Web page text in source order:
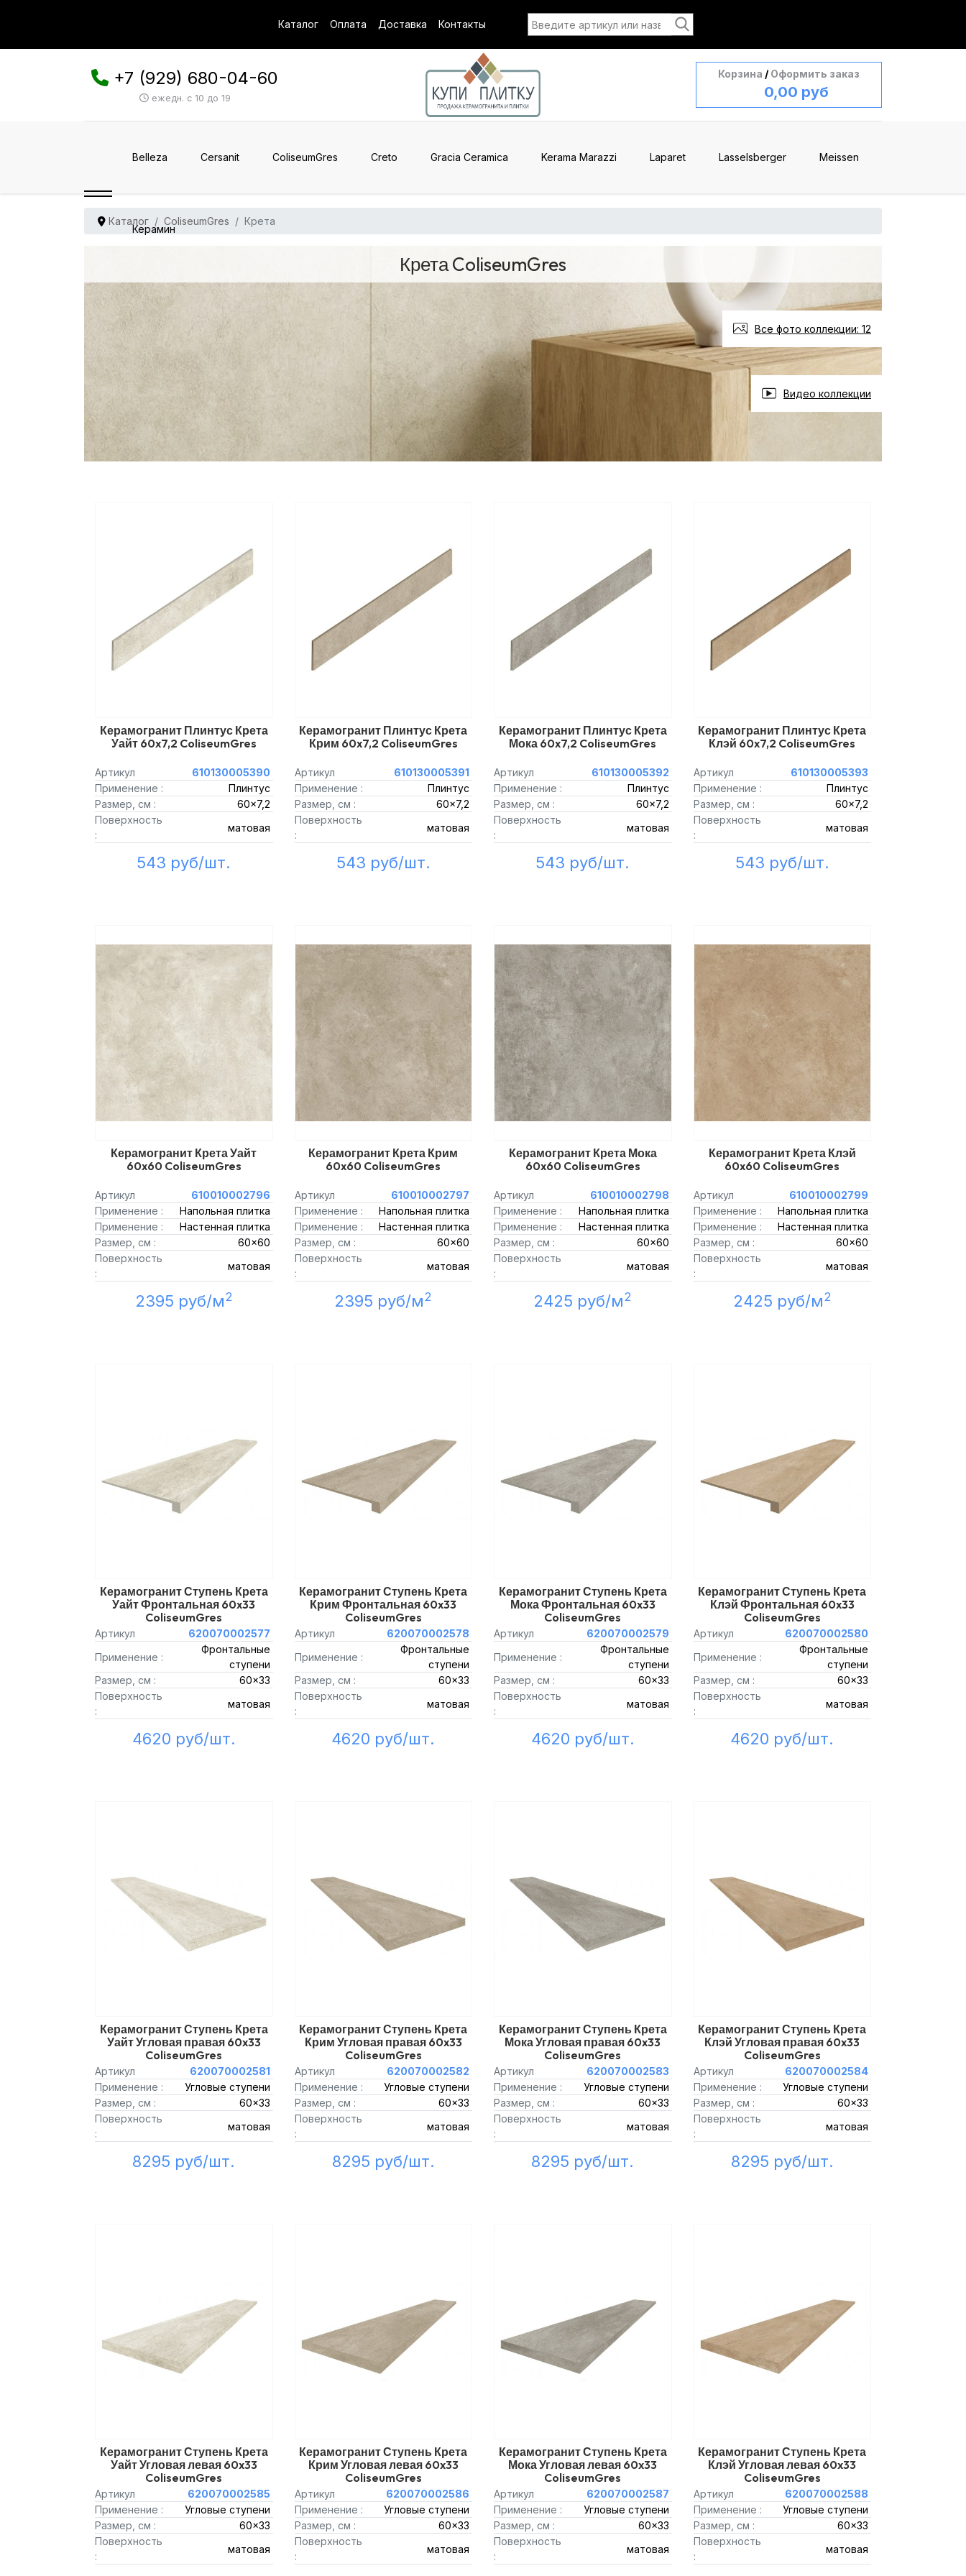
Каталог Оплата Доставка Контакты
+7 (929) 680-04-60
ежедн. с 10 до 19
Корзина / Оформить заказ
0,00 руб
Belleza Cersanit ColiseumGres Creto Gracia Ceramica Kerama Marazzi Laparet Lasselsberger Meissen
Керамин
Каталог ColiseumGres Крета
Крета ColiseumGres
Все фото коллекции: 12
Видео коллекции
Керамогранит Плинтус Крета
Уайт 60x7,2 ColiseumGres
Артикул
610130005390
Применение :
Плинтус
Размер, см :
60x7,2
Поверхность
:
матовая
543 руб/шт.
Керамогранит Плинтус Крета
Крим 60x7,2 ColiseumGres
Артикул
610130005391
Применение :
Плинтус
Размер, см :
60x7,2
Поверхность
:
матовая
543 руб/шт.
Керамогранит Плинтус Крета
Мока 60x7,2 ColiseumGres
Артикул
610130005392
Применение :
Плинтус
Размер, см :
60x7,2
Поверхность
:
матовая
543 руб/шт.
Керамогранит Плинтус Крета
Клэй 60x7,2 ColiseumGres
Артикул
610130005393
Применение :
Плинтус
Размер, см :
60x7,2
Поверхность
:
матовая
543 руб/шт.
Керамогранит Крета Уайт
60x60 ColiseumGres
Артикул
610010002796
Применение :
Напольная плитка
Применение :
Настенная плитка
Размер, см :
60x60
Поверхность
:
матовая
2395 руб/м2
Керамогранит Крета Крим
60x60 ColiseumGres
Артикул
610010002797
Применение :
Напольная плитка
Применение :
Настенная плитка
Размер, см :
60x60
Поверхность
:
матовая
2395 руб/м2
Керамогранит Крета Мока
60x60 ColiseumGres
Артикул
610010002798
Применение :
Напольная плитка
Применение :
Настенная плитка
Размер, см :
60x60
Поверхность
:
матовая
2425 руб/м2
Керамогранит Крета Клэй
60x60 ColiseumGres
Артикул
610010002799
Применение :
Напольная плитка
Применение :
Настенная плитка
Размер, см :
60x60
Поверхность
:
матовая
2425 руб/м2
Керамогранит Ступень Крета
Уайт Фронтальная 60x33
ColiseumGres
Артикул
620070002577
Применение :
Фронтальные
ступени
Размер, см :
60x33
Поверхность
:
матовая
4620 руб/шт.
Керамогранит Ступень Крета
Крим Фронтальная 60x33
ColiseumGres
Артикул
620070002578
Применение :
Фронтальные
ступени
Размер, см :
60x33
Поверхность
:
матовая
4620 руб/шт.
Керамогранит Ступень Крета
Мока Фронтальная 60x33
ColiseumGres
Артикул
620070002579
Применение :
Фронтальные
ступени
Размер, см :
60x33
Поверхность
:
матовая
4620 руб/шт.
Керамогранит Ступень Крета
Клэй Фронтальная 60x33
ColiseumGres
Артикул
620070002580
Применение :
Фронтальные
ступени
Размер, см :
60x33
Поверхность
:
матовая
4620 руб/шт.
Керамогранит Ступень Крета
Уайт Угловая правая 60x33
ColiseumGres
Артикул
620070002581
Применение :
Угловые ступени
Размер, см :
60x33
Поверхность
:
матовая
8295 руб/шт.
Керамогранит Ступень Крета
Крим Угловая правая 60x33
ColiseumGres
Артикул
620070002582
Применение :
Угловые ступени
Размер, см :
60x33
Поверхность
:
матовая
8295 руб/шт.
Керамогранит Ступень Крета
Мока Угловая правая 60x33
ColiseumGres
Артикул
620070002583
Применение :
Угловые ступени
Размер, см :
60x33
Поверхность
:
матовая
8295 руб/шт.
Керамогранит Ступень Крета
Клэй Угловая правая 60x33
ColiseumGres
Артикул
620070002584
Применение :
Угловые ступени
Размер, см :
60x33
Поверхность
:
матовая
8295 руб/шт.
Керамогранит Ступень Крета
Уайт Угловая левая 60x33
ColiseumGres
Артикул
620070002585
Применение :
Угловые ступени
Размер, см :
60x33
Поверхность
:
матовая
Керамогранит Ступень Крета
Крим Угловая левая 60x33
ColiseumGres
Артикул
620070002586
Применение :
Угловые ступени
Размер, см :
60x33
Поверхность
:
матовая
Керамогранит Ступень Крета
Мока Угловая левая 60x33
ColiseumGres
Артикул
620070002587
Применение :
Угловые ступени
Размер, см :
60x33
Поверхность
:
матовая
Керамогранит Ступень Крета
Клэй Угловая левая 60x33
ColiseumGres
Артикул
620070002588
Применение :
Угловые ступени
Размер, см :
60x33
Поверхность
:
матовая